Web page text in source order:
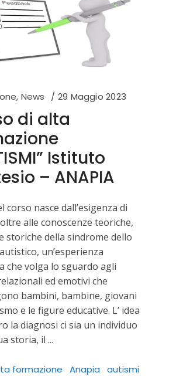
, News 29 Maggio 2023
di alta
Istituto
– ANAPIA
corso nasce dall’esigenza di
alle conoscenze teoriche,
storiche della sindrome dello
un’esperienza
che volga lo sguardo agli
ed emotivi che
bambini, bambine, giovani
e le figure educative. L’ idea
la diagnosi ci sia un individuo
storia, il
formazione Anapia
autismi